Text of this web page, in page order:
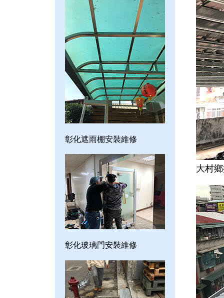
彰化遮雨棚安裝維修
彰化玻璃門安裝維修
大村